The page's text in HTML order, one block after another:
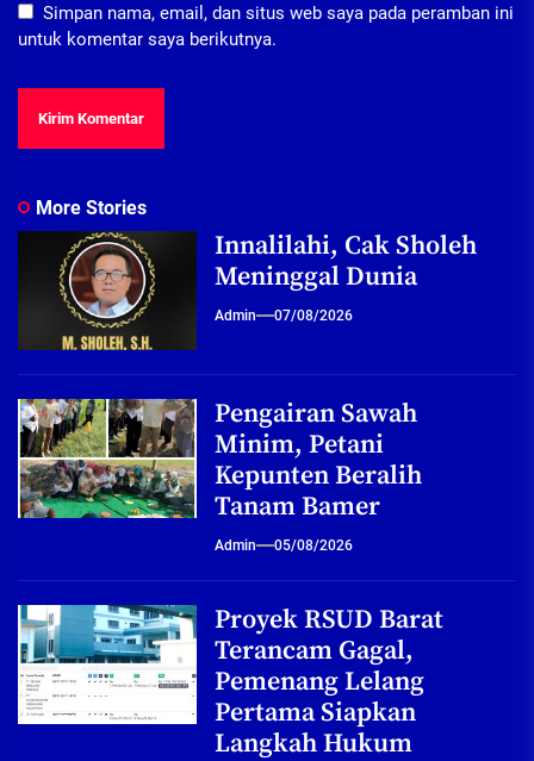
Simpan nama, email, dan situs web saya pada peramban ini
untuk komentar saya berikutnya.
More Stories
Innalilahi, Cak Sholeh
Meninggal Dunia
Admin 07/08/2026
Pengairan Sawah
Minim, Petani
Kepunten Beralih
Tanam Bamer
Admin 05/08/2026
Proyek RSUD Barat
Terancam Gagal,
Pemenang Lelang
Pertama Siapkan
Langkah Hukum